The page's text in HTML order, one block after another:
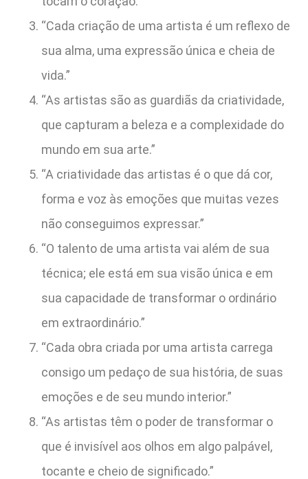
“Cada criação de uma artista é um reflexo de
sua alma, uma expressão única e cheia de
vida.”
“As artistas são as guardiãs da criatividade,
que capturam a beleza e a complexidade do
mundo em sua arte.”
“A criatividade das artistas é o que dá cor,
forma e voz às emoções que muitas vezes
não conseguimos expressar.”
“O talento de uma artista vai além de sua
técnica; ele está em sua visão única e em
sua capacidade de transformar o ordinário
em extraordinário.”
“Cada obra criada por uma artista carrega
consigo um pedaço de sua história, de suas
emoções e de seu mundo interior.”
“As artistas têm o poder de transformar o
que é invisível aos olhos em algo palpável,
tocante e cheio de significado.”